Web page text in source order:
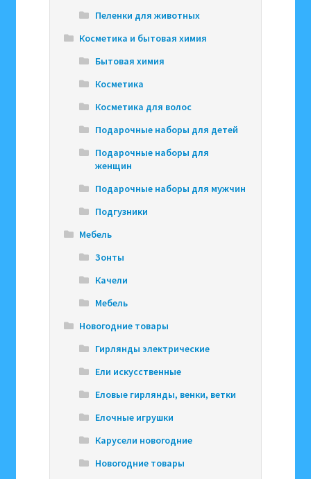
Пеленки для животных
Косметика и бытовая химия
Бытовая химия
Косметика
Косметика для волос
Подарочные наборы для детей
Подарочные наборы для
женщин
Подарочные наборы для мужчин
Подгузники
Мебель
Зонты
Качели
Мебель
Новогодние товары
Гирлянды электрические
Ели искусственные
Еловые гирлянды, венки, ветки
Елочные игрушки
Карусели новогодние
Новогодние товары